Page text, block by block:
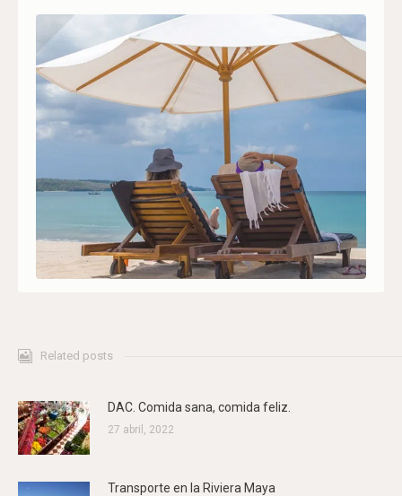
Related posts
DAC. Comida sana, comida feliz.
27 abril, 2022
Transporte en la Riviera Maya